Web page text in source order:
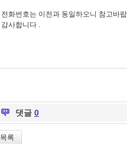
전화번호는 이전과 동일하오니 참고바
감사합니다 .
댓글 0
목록